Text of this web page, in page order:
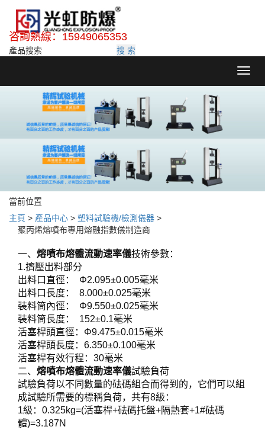
咨詢熱線：15949065353
搜 索
當前位置
主頁 > 產品中心 > 塑料試驗機/檢測儀器 >
聚丙烯熔噴布專用熔融指數儀制造商
一、 熔噴布熔體流動速率儀技術參數：
1.擠壓出料部分
出料口直徑： Φ2.095±0.005毫米
出料口長度： 8.000±0.025毫米
裝料筒內徑： Φ9.550±0.025毫米
裝料筒長度： 152±0.1毫米
活塞桿頭直徑：Φ9.475±0.015毫米
活塞桿頭長度：6.350±0.100毫米
活塞桿有效行程：30毫米
二、 熔噴布熔體流動速率儀試驗負荷
試驗負荷以不同數量的砝碼組合而得到的，它們可以組
成試驗所需要的標稱負荷，共有8級：
1級：0.325kg=(活塞桿+砝碼托盤+隔熱套+1#砝碼
體)=3.187N